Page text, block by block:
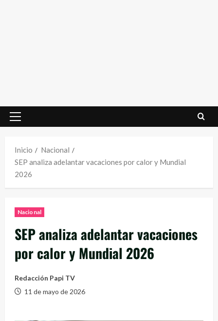
Menú
Inicio
Nacional
SEP analiza adelantar vacaciones por calor y Mundial
2026
Nacional
SEP analiza adelantar vacaciones
por calor y Mundial 2026
Redacción Papi TV
11 de mayo de 2026